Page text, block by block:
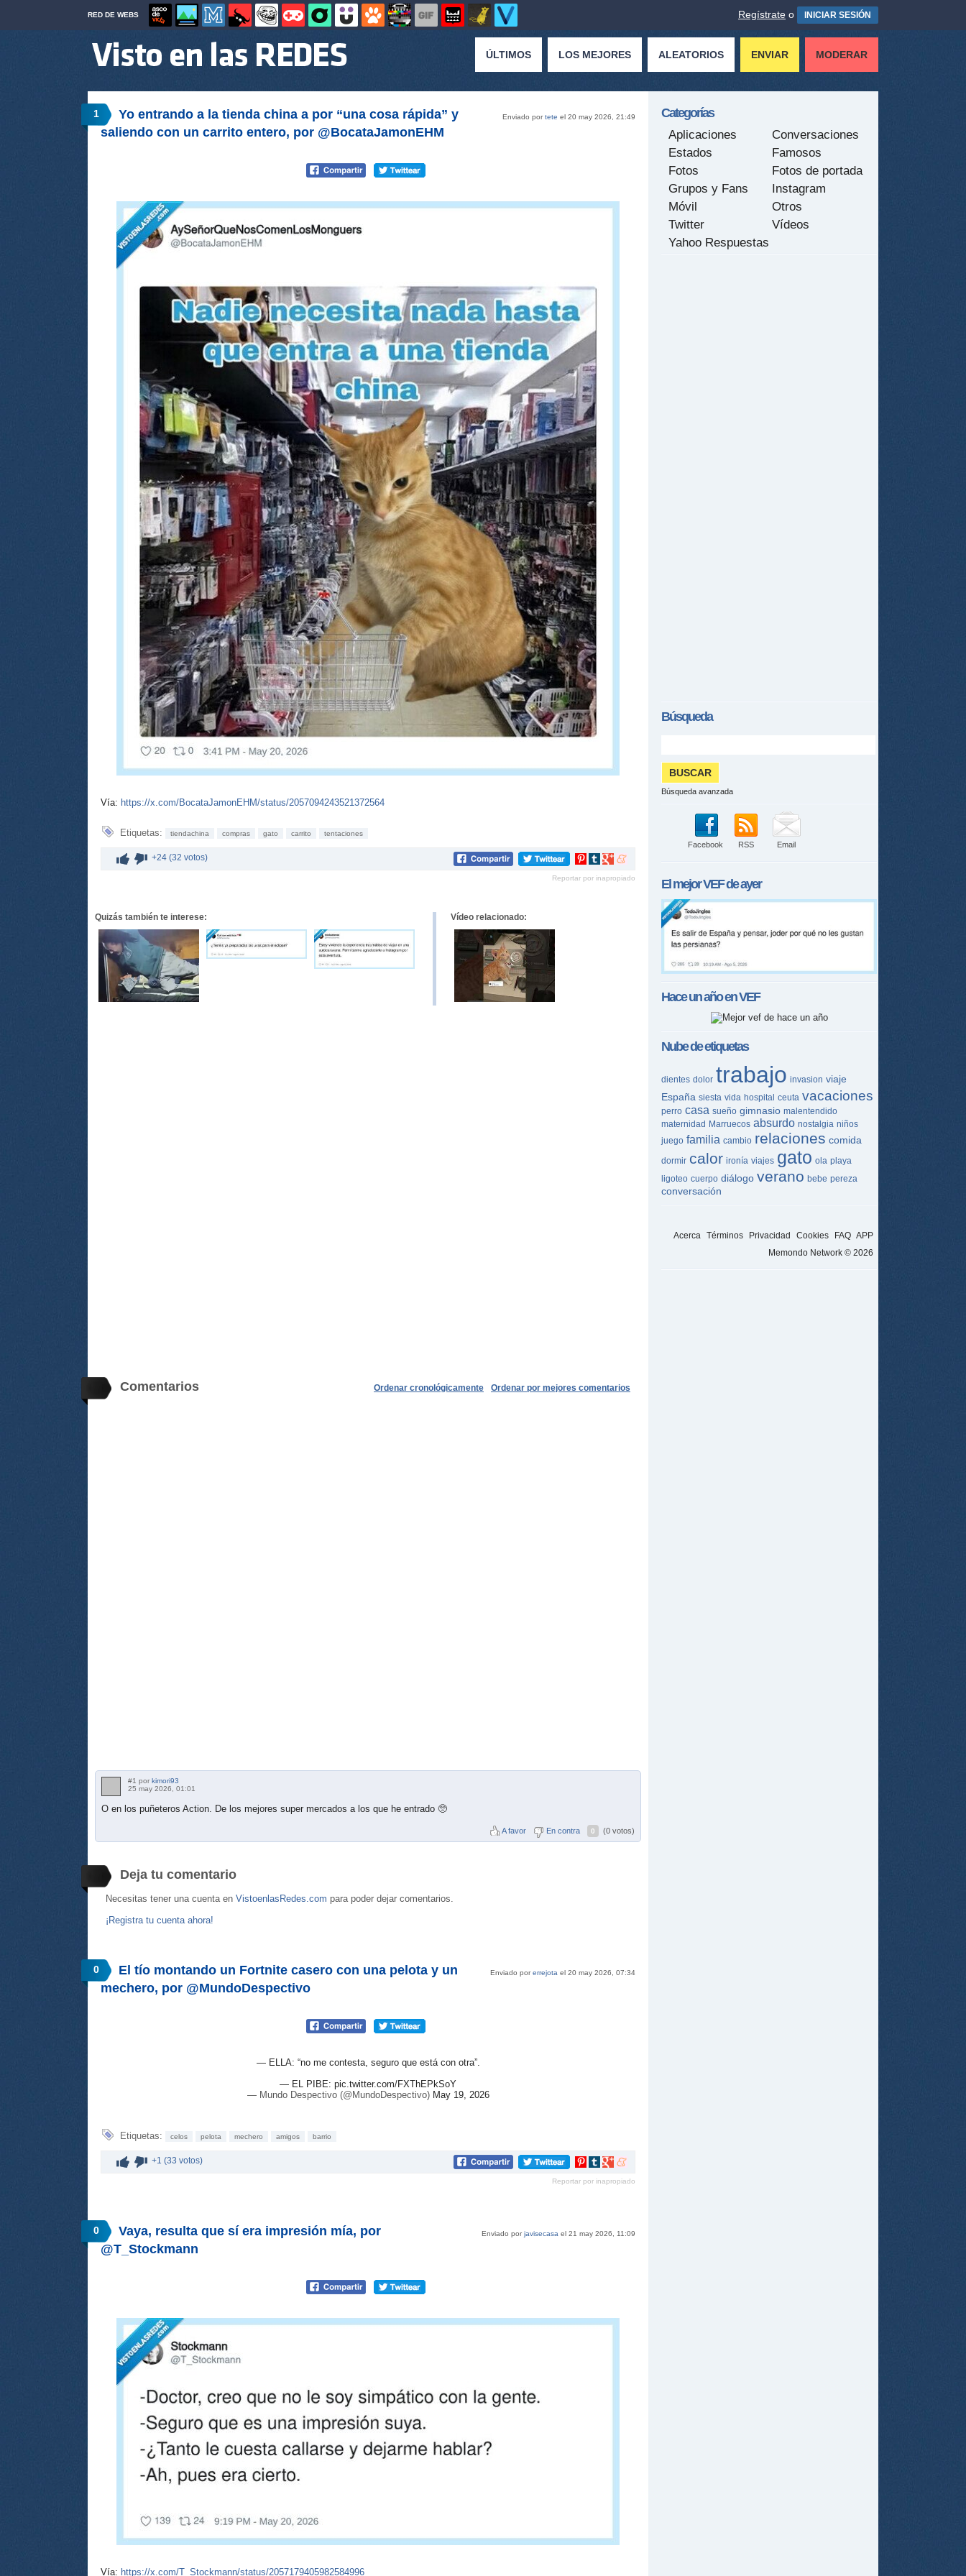
RED DE WEBS Regístrate o INICIAR SESIÓN
ÚLTIMOS LOS MEJORES ALEATORIOS ENVIAR MODERAR
1 Enviado portete el 20 may 2026, 21:49
Yo entrando a la tienda china a por “una cosa rápida” y
saliendo con un carrito entero, por @BocataJamonEHM
Vía: https://x.com/BocataJamonEHM/status/2057094243521372564
Etiquetas: tiendachina compras gato carrito tentaciones
+24 (32 votos)
Compartir
Pinterest
Compartir
tumblr
Compartir
Google+
Compartir
meneame
Reportar por inapropiado
Quizás también te interese: Vídeo relacionado:
Comentarios Ordenar por mejores comentarios
Ordenar cronológicamente
#1 por kimori93
25 may 2026, 01:01
O en los puñeteros Action. De los mejores super mercados a los que he entrado 🥺
A favor En contra 0 (0 votos)
Deja tu comentario
Necesitas tener una cuenta en VistoenlasRedes.com para poder dejar comentarios.
¡Registra tu cuenta ahora!
0 Enviado porerrejota el 20 may 2026, 07:34
El tío montando un Fortnite casero con una pelota y un
mechero, por @MundoDespectivo
— ELLA: “no me contesta, seguro que está con otra”.
— EL PIBE: pic.twitter.com/FXThEPkSoY
— Mundo Despectivo (@MundoDespectivo) May 19, 2026
Etiquetas: celos pelota mechero amigos barrio
+1 (33 votos)
Compartir
Pinterest
Compartir
tumblr
Compartir
Google+
Compartir
meneame
Reportar por inapropiado
0 Enviado porjavisecasa el 21 may 2026, 11:09
Vaya, resulta que sí era impresión mía, por
@T_Stockmann
Vía: https://x.com/T_Stockmann/status/2057179405982584996
Categorías
Aplicaciones
Conversaciones
Estados
Famosos
Fotos
Fotos de portada
Grupos y Fans
Instagram
Móvil
Otros
Twitter
Vídeos
Yahoo Respuestas
Búsqueda
Búsqueda avanzada
Facebook RSS Email
El mejorVEFde ayer
Hace un año enVEF
Nube de etiquetas
dientes dolor trabajo invasion viaje
España siesta vida hospital ceuta vacaciones
perro casa sueño gimnasio malentendido
maternidad Marruecos absurdo nostalgia niños
juego familia cambio relaciones comida
dormir calor ironía viajes gato ola playa
ligoteo cuerpo diálogo verano bebe pereza
conversación
Acerca Términos Privacidad Cookies FAQ APP
Memondo Network © 2026